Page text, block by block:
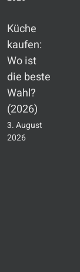
Küche
kaufen:
Wo ist
die beste
Wahl?
(2026)
3. August
2026